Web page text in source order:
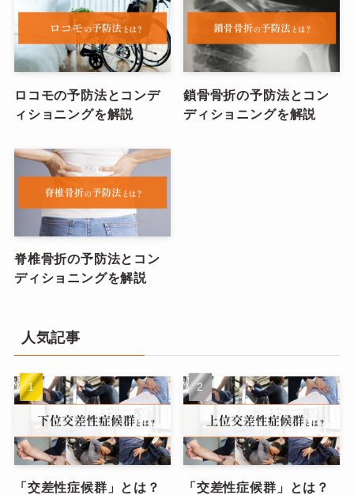
ロコモの予防法とコンデ
ィショニングを解説
鎖骨骨折の予防法とコン
ディショニングを解説
脊椎骨折の予防法とコン
ディショニングを解説
人気記事
「交差性症候群」とは？
「交差性症候群」とは？